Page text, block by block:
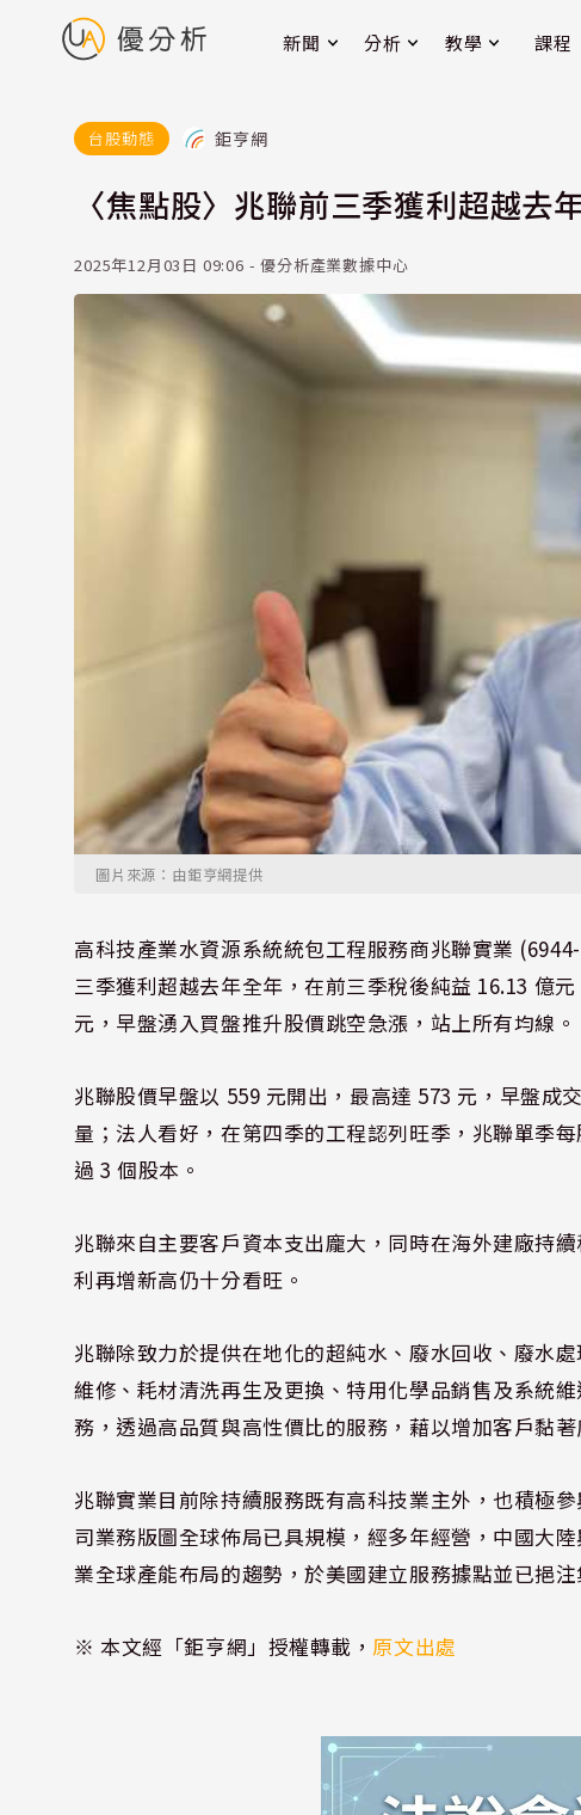
新聞 分析 教學 課程
台股動態 鉅亨網
〈焦點股〉兆聯前三季獲利超越
2025年12月03日 09:06 - 優分析產業數據中心
圖片來源：由鉅亨網提供
高科技產業水資源系統統包工程服務商兆聯實業
三季獲利超越去年全年，在前三季稅後純益 16.13 億
元，早盤湧入買盤推升股價跳空急漲，站上所有均線。
兆聯股價早盤以 559 元開出，最高達 573 元，早盤成
量；法人看好，在第四季的工程認列旺季，兆聯單季
過 3 個股本。
兆聯來自主要客戶資本支出龐大，同時在海外建廠持
利再增新高仍十分看旺。
兆聯除致力於提供在地化的超純水、廢水回收、廢水
維修、耗材清洗再生及更換、特用化學品銷售及系統
務，透過高品質與高性價比的服務，藉以增加客戶黏
兆聯實業目前除持續服務既有高科技業主外，也積極
司業務版圖全球佈局已具規模，經多年經營，中國大
業全球產能布局的趨勢，於美國建立服務據點並已挹注
※ 本文經「鉅亨網」授權轉載，原文出處